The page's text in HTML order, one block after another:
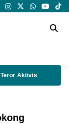
Teror Aktivis